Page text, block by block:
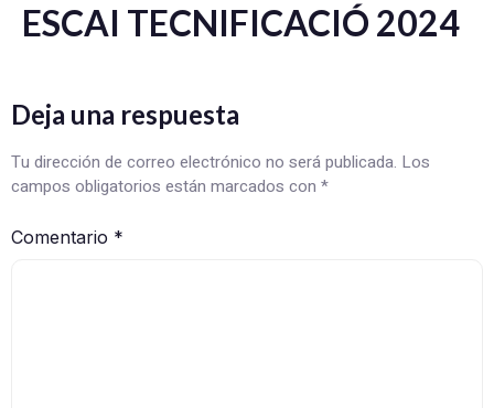
ESCAI TECNIFICACIÓ 2024
Deja una respuesta
Tu dirección de correo electrónico no será publicada. Los
campos obligatorios están marcados con *
Comentario *